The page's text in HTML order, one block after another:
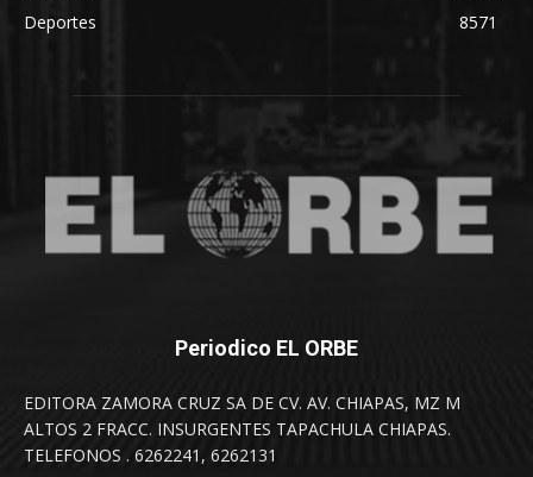
Deportes
8571
Periodico EL ORBE
EDITORA ZAMORA CRUZ SA DE CV. AV. CHIAPAS, MZ M
ALTOS 2 FRACC. INSURGENTES TAPACHULA CHIAPAS.
TELEFONOS . 6262241, 6262131